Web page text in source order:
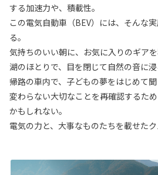
する加速力や、積載性。
この電気自動車（BEV）には、そんな
る。
気持ちのいい朝に、お気に入りのギアを
湖のほとりで、目を閉じて自然の音に浸
帰路の車内で、子どもの夢をはじめて聞
変わらない大切なことを再確認するた
かもしれない。
電気の力と、大事なものたちを載せたク